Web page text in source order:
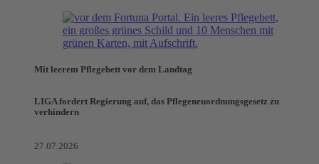
Mit leerem Pflegebett vor dem Landtag
LIGA fordert Regierung auf, das Pflegeneuordnungsgesetz zu
verhindern
27.07.2026